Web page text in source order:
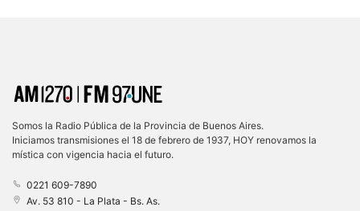
Somos la Radio Pública de la Provincia de Buenos Aires.
Iniciamos transmisiones el 18 de febrero de 1937, HOY renovamos la
mística con vigencia hacia el futuro.
0221 609-7890
Av. 53 810 - La Plata - Bs. As.